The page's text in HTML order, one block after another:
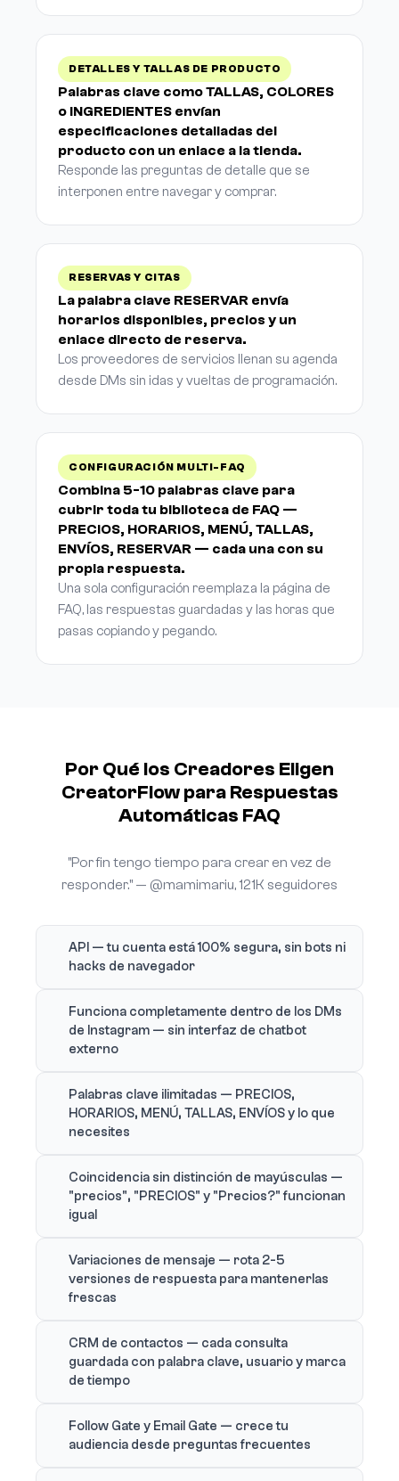
DETALLES Y TALLAS DE PRODUCTO
Palabras clave como TALLAS, COLORES
o INGREDIENTES envían
especificaciones detalladas del
producto con un enlace a la tienda.
Responde las preguntas de detalle que se
interponen entre navegar y comprar.
RESERVAS Y CITAS
La palabra clave RESERVAR envía
horarios disponibles, precios y un
enlace directo de reserva.
Los proveedores de servicios llenan su agenda
desde DMs sin idas y vueltas de programación.
CONFIGURACIÓN MULTI-FAQ
Combina 5-10 palabras clave para
cubrir toda tu biblioteca de FAQ —
PRECIOS, HORARIOS, MENÚ, TALLAS,
ENVÍOS, RESERVAR — cada una con su
propia respuesta.
Una sola configuración reemplaza la página de
FAQ, las respuestas guardadas y las horas que
pasas copiando y pegando.
Por Qué los Creadores Eligen
CreatorFlow para Respuestas
Automáticas FAQ
"Por fin tengo tiempo para crear en vez de
responder." — @mamimariu, 121K seguidores
API — tu cuenta está 100% segura, sin bots ni
hacks de navegador
Funciona completamente dentro de los DMs
de Instagram — sin interfaz de chatbot
externo
Palabras clave ilimitadas — PRECIOS,
HORARIOS, MENÚ, TALLAS, ENVÍOS y lo que
necesites
Coincidencia sin distinción de mayúsculas —
"precios", "PRECIOS" y "Precios?" funcionan
igual
Variaciones de mensaje — rota 2-5
versiones de respuesta para mantenerlas
frescas
CRM de contactos — cada consulta
guardada con palabra clave, usuario y marca
de tiempo
Follow Gate y Email Gate — crece tu
audiencia desde preguntas frecuentes